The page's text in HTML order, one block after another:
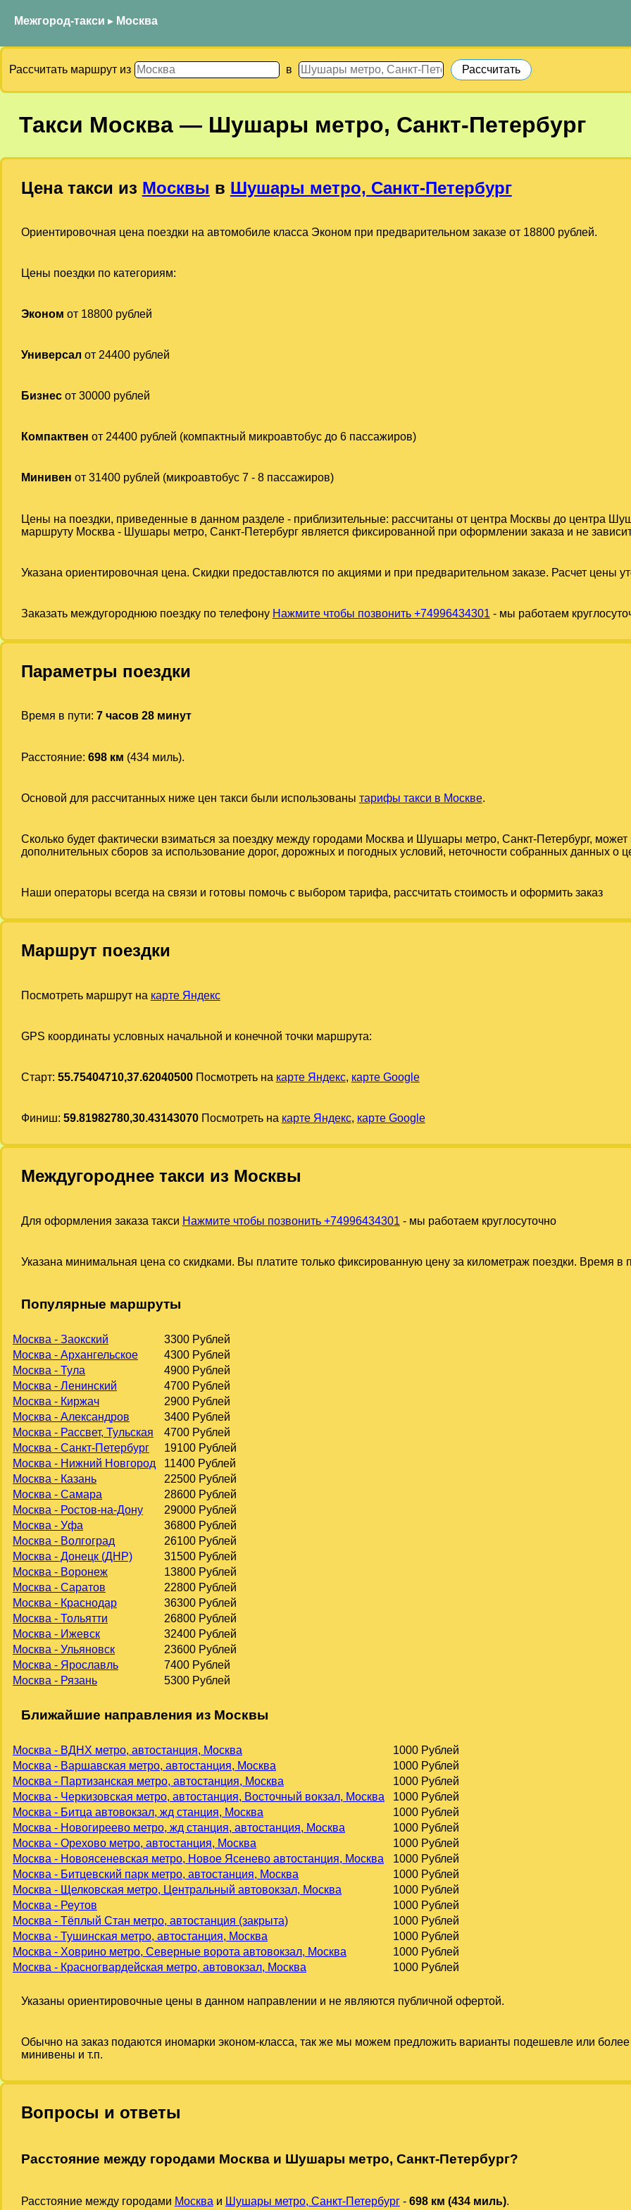
Межгород-такси ▸ Москва
Рассчитать маршрут из в
Такси Москва— Шушары метро, Санкт-Петербург
Цена такси из Москвы в Шушары метро, Санкт-Петербург
Ориентировочная цена поездки на автомобиле класса Эконом при предварительном заказе от 18800 рублей.
Цены поездки по категориям:
Эконом от 18800 рублей
Универсал от 24400 рублей
Бизнесот 30000 рублей
Компактвен от 24400 рублей (компактный микроавтобус до 6 пассажиров)
Минивен от 31400 рублей (микроавтобус 7 - 8 пассажиров)
Цены на поездки, приведенные в данном разделе - приблизительные: рассчитаны от центра Москвы до центра
маршруту Москва - Шушары метро, Санкт-Петербург является фиксированной при оформлении заказа и не зависит
Указана ориентировочная цена. Скидки предоставлются по акциями и при предварительном заказе. Расчет цены
Заказать междугороднюю поездку по телефону Нажмите чтобы позвонить +74996434301 - мы работаем
Параметры поездки
Время в пути: 7 часов 28 минут
Расстояние: 698 км (434 миль).
Основой для рассчитанных ниже цен такси были использованы тарифы такси в Москве.
Сколько будет фактически взиматься за поездку между городами Москва и Шушары метро, Санкт-Петербург, может
дополнительных сборов за использование дорог, дорожных и погодных условий, неточности собранных данных о
Наши операторы всегда на связи и готовы помочь с выбором тарифа, рассчитать стоимость и оформить заказ
Маршрут поездки
Посмотреть маршрут на карте Яндекс
GPS координаты условных начальной и конечной точки маршрута:
Старт: 55.75404710,37.62040500Посмотреть на карте Яндекс, карте Google
Финиш: 59.81982780,30.43143070Посмотреть на карте Яндекс, карте Google
Междугороднее такси из Москвы
Для оформления заказа такси Нажмите чтобы позвонить +74996434301 - мы работаем круглосуточно
Указана минимальная цена со скидками. Вы платите только фиксированную цену за километраж поездки. Время в
Популярные маршруты
Москва - Заокский
3300 Рублей
Москва - Архангельское
4300 Рублей
Москва - Тула
4900 Рублей
Москва - Ленинский
4700 Рублей
Москва - Киржач
2900 Рублей
Москва - Александров
3400 Рублей
Москва - Рассвет, Тульская
4700 Рублей
Москва - Санкт-Петербург
19100 Рублей
Москва - Нижний Новгород
11400 Рублей
Москва - Казань
22500 Рублей
Москва - Самара
28600 Рублей
Москва - Ростов-на-Дону
29000 Рублей
Москва - Уфа
36800 Рублей
Москва - Волгоград
26100 Рублей
Москва - Донецк (ДНР)
31500 Рублей
Москва - Воронеж
13800 Рублей
Москва - Саратов
22800 Рублей
Москва - Краснодар
36300 Рублей
Москва - Тольятти
26800 Рублей
Москва - Ижевск
32400 Рублей
Москва - Ульяновск
23600 Рублей
Москва - Ярославль
7400 Рублей
Москва - Рязань
5300 Рублей
Ближайшие направления из Москвы
Москва - ВДНХ метро, автостанция, Москва
1000 Рублей
Москва - Варшавская метро, автостанция, Москва
1000 Рублей
Москва - Партизанская метро, автостанция, Москва
1000 Рублей
Москва - Черкизовская метро, автостанция, Восточный вокзал, Москва
1000 Рублей
Москва - Битца автовокзал, жд станция, Москва
1000 Рублей
Москва - Новогиреево метро, жд станция, автостанция, Москва
1000 Рублей
Москва - Орехово метро, автостанция, Москва
1000 Рублей
Москва - Новоясеневская метро, Новое Ясенево автостанция, Москва
1000 Рублей
Москва - Битцевский парк метро, автостанция, Москва
1000 Рублей
Москва - Щелковская метро, Центральный автовокзал, Москва
1000 Рублей
Москва - Реутов
1000 Рублей
Москва - Тёплый Стан метро, автостанция (закрыта)
1000 Рублей
Москва - Тушинская метро, автостанция, Москва
1000 Рублей
Москва - Ховрино метро, Северные ворота автовокзал, Москва
1000 Рублей
Москва - Красногвардейская метро, автовокзал, Москва
1000 Рублей
Указаны ориентировочные цены в данном направлении и не являются публичной офертой.
Обычно на заказ подаются иномарки эконом-класса, так же мы можем предложить варианты подешевле или
минивены и т.п.
Вопросы и ответы
Расстояние между городами Москва и Шушары метро, Санкт-Петербург?
Расстояние между городами Москва и Шушары метро, Санкт-Петербург- 698 км (434 миль).